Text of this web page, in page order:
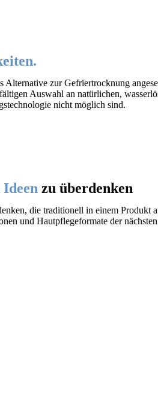
zur Gefriertrocknung
Auswahl an natürlichen,
nicht möglich sind.
zu überdenken
die traditionell in einem Produkt
und Hautpflegeformate der